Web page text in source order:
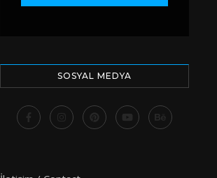
SOSYAL MEDYA